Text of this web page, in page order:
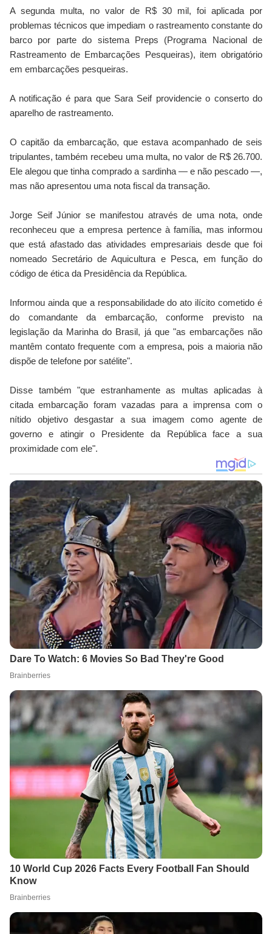
A segunda multa, no valor de R$ 30 mil, foi aplicada por
problemas técnicos que impediam o rastreamento constante do
barco por parte do sistema Preps (Programa Nacional de
Rastreamento de Embarcações Pesqueiras), item obrigatório
em embarcações pesqueiras.
A notificação é para que Sara Seif providencie o conserto do
aparelho de rastreamento.
O capitão da embarcação, que estava acompanhado de seis
tripulantes, também recebeu uma multa, no valor de R$ 26.700.
Ele alegou que tinha comprado a sardinha — e não pescado —,
mas não apresentou uma nota fiscal da transação.
Jorge Seif Júnior se manifestou através de uma nota, onde
reconheceu que a empresa pertence à família, mas informou
que está afastado das atividades empresariais desde que foi
nomeado Secretário de Aquicultura e Pesca, em função do
código de ética da Presidência da República.
Informou ainda que a responsabilidade do ato ilícito cometido é
do comandante da embarcação, conforme previsto na
legislação da Marinha do Brasil, já que "as embarcações não
mantêm contato frequente com a empresa, pois a maioria não
dispõe de telefone por satélite".
Disse também "que estranhamente as multas aplicadas à
citada embarcação foram vazadas para a imprensa com o
nítido objetivo desgastar a sua imagem como agente de
governo e atingir o Presidente da República face a sua
proximidade com ele".